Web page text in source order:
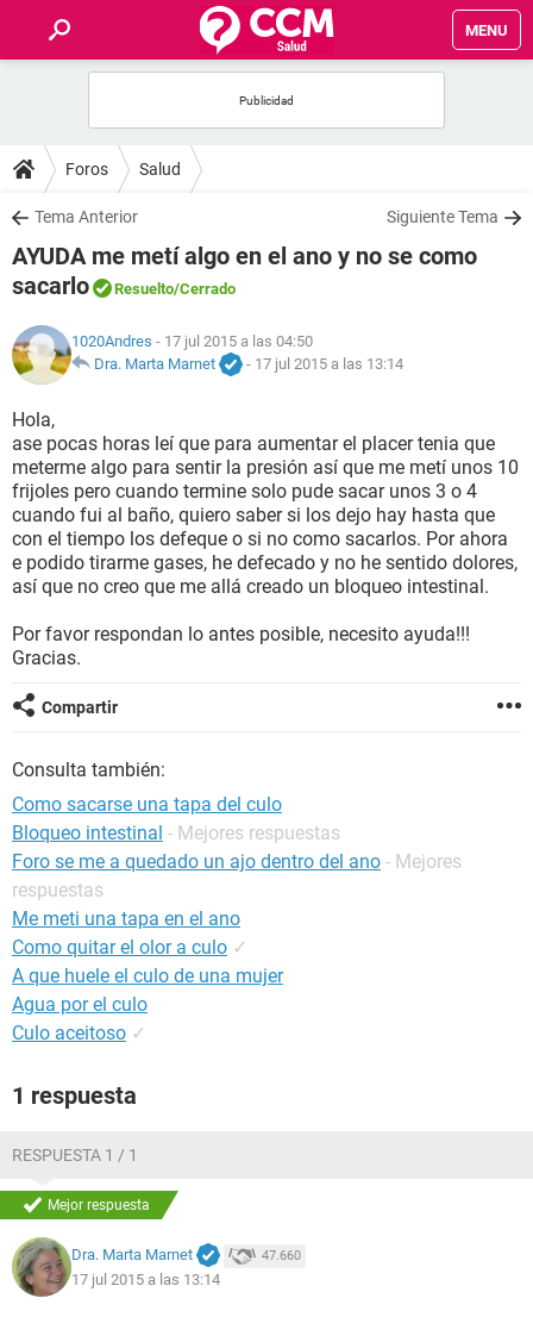
MENU
FOROS
SALUD
FAMILIA
NUTRICIÓN
SEXUALIDAD
GLOSARIO
Foros Salud
Tema Anterior Siguiente Tema
AYUDA me metí algo en el ano y no se como
sacarlo
Resuelto/Cerrado
1020Andres - 17 jul 2015 a las 04:50
Dra. Marta Marnet
- 17 jul 2015 a las 13:14
Hola,
ase pocas horas leí que para aumentar el placer tenia que
meterme algo para sentir la presión así que me metí unos 10
frijoles pero cuando termine solo pude sacar unos 3 o 4
cuando fui al baño, quiero saber si los dejo hay hasta que
con el tiempo los defeque o si no como sacarlos. Por ahora
e podido tirarme gases, he defecado y no he sentido dolores,
así que no creo que me allá creado un bloqueo intestinal.
Por favor respondan lo antes posible, necesito ayuda!!!
Gracias.
Compartir
Consulta también:
Como sacarse una tapa del culo
Bloqueo intestinal - Mejores respuestas
Foro se me a quedado un ajo dentro del ano - Mejores
respuestas
Me meti una tapa en el ano
Como quitar el olor a culo ✓
A que huele el culo de una mujer
Agua por el culo
Culo aceitoso ✓
1 respuesta
RESPUESTA 1 / 1
Mejor respuesta
Dra. Marta Marnet 47.660
17 jul 2015 a las 13:14